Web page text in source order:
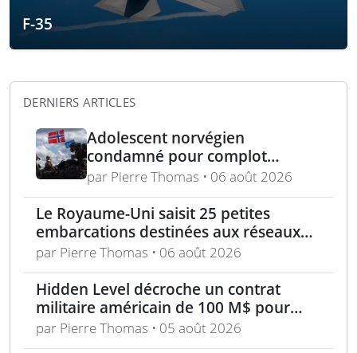
F-35
DERNIERS ARTICLES
Adolescent norvégien
condamné pour complot
d’assassinat au Royaume-Uni
avec armes et munitions
par Pierre Thomas • 06 août 2026
Le Royaume-Uni saisit 25 petites
embarcations destinées aux réseaux
de passeurs pour la Manche
par Pierre Thomas • 06 août 2026
Hidden Level décroche un contrat
militaire américain de 100 M$ pour
détection passive de drones
par Pierre Thomas • 05 août 2026